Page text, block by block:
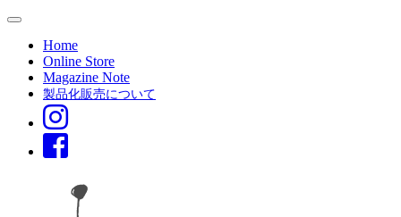
Home
Online Store
Magazine Note
製品化販売について